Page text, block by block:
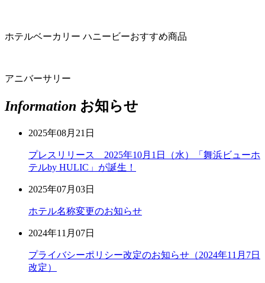
ホテルベーカリー ハニービーおすすめ商品
アニバーサリー
Information お知らせ
2025年08月21日
プレスリリース 2025年10月1日（水）「舞浜ビューホ
テルby HULIC」が誕生！
2025年07月03日
ホテル名称変更のお知らせ
2024年11月07日
プライバシーポリシー改定のお知らせ（2024年11月7日
改定）